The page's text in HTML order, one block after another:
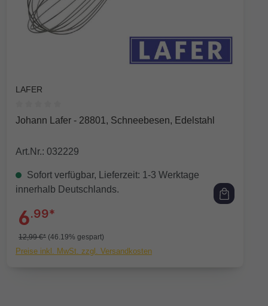
LAFER
Durchschnittliche Bewertung von 0 von 5 Sternen
Johann Lafer - 28801, Schneebesen, Edelstahl
Art.Nr.: 032229
Sofort verfügbar, Lieferzeit: 1-3 Werktage
innerhalb Deutschlands.
6.99*
12,99 €* (46.19% gespart)
Preise inkl. MwSt. zzgl. Versandkosten